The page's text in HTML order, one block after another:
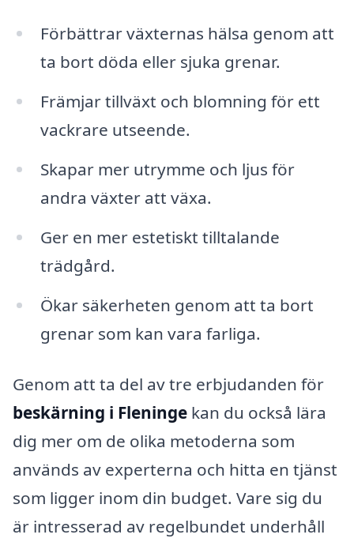
Förbättrar växternas hälsa genom att
ta bort döda eller sjuka grenar.
Främjar tillväxt och blomning för ett
vackrare utseende.
Skapar mer utrymme och ljus för
andra växter att växa.
Ger en mer estetiskt tilltalande
trädgård.
Ökar säkerheten genom att ta bort
grenar som kan vara farliga.
Genom att ta del av tre erbjudanden för
beskärning i Fleninge kan du också lära
dig mer om de olika metoderna som
används av experterna och hitta en tjänst
som ligger inom din budget. Vare sig du
är intresserad av regelbundet underhåll